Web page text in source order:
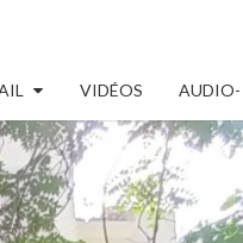
VIDÉOS AUDIO-